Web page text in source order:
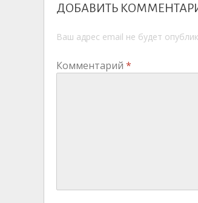
ДОБАВИТЬ
Ваш адрес email не будет
Комментарий *